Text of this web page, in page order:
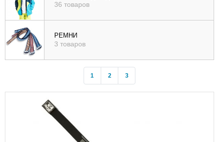
убыв
36 товаров
РЕМНИ
3 товаров
1 2 3